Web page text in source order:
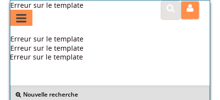
Erreur sur le template
Erreur sur le template
Erreur sur le template
Erreur sur le template
Nouvelle recherche